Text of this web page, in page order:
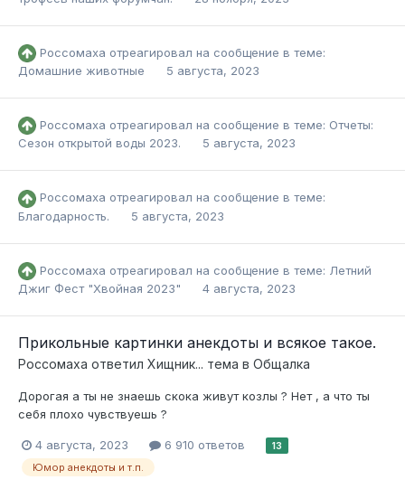
Россомаха отреагировал на сообщение в теме:
Домашние животные
5 августа, 2023
Россомаха отреагировал на сообщение в теме: Отчеты:
Сезон открытой воды 2023.
5 августа, 2023
Россомаха отреагировал на сообщение в теме:
Благодарность.
5 августа, 2023
Россомаха отреагировал на сообщение в теме: Летний
Джиг Фест "Хвойная 2023"
4 августа, 2023
Прикольные картинки анекдоты и всякое такое.
Россомаха ответил Хищник... тема в Общалка
Дорогая а ты не знаешь скока живут козлы ? Нет , а что ты
себя плохо чувствуешь ?
4 августа, 2023 6 910 ответов 13
Юмор анекдоты и т.п.